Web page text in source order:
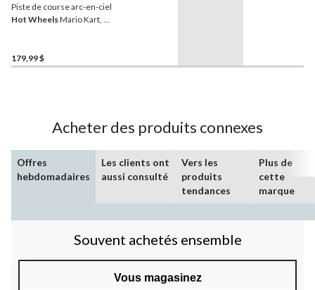
Piste de course arc-en-ciel
Hot WheelsMario Kart, 4
179,99 $
Acheter des produits connexes
Offres
hebdomadaires
Les clients ont
aussi consulté
Vers les
produits
tendances
Plus de
cette
marque
Souvent achetés ensemble
Vous magasinez